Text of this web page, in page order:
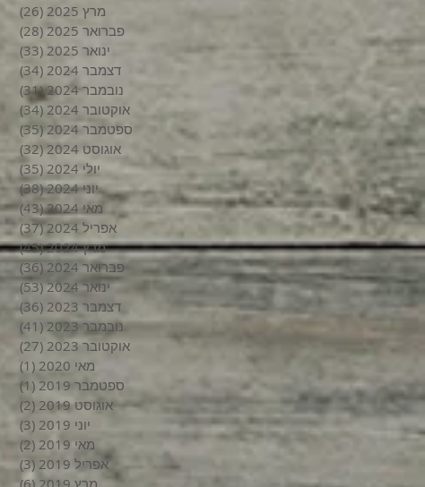
מרץ 2025 (26)
פברואר 2025
(28)
ינואר 2025
(33)
דצמבר 2024
(34)
נובמבר 2024
(31)
אוקטובר 2024
(34)
ספטמבר 2024
(35)
אוגוסט 2024
(32)
יולי 2024
(35)
35 פוסטים
יוני 2024
(38)
38 פוסטים
מאי 2024
(43)
43 פוסטים
אפריל 2024
(37)
37 פוסטים
מרץ 2024
(45)
45 פוסטים
פברואר 2024
(36)
36 פוסטים
ינואר 2024
(53)
דצמבר 2023
(36)
36 פוסטים
נובמבר 2023
(41)
אוקטובר 2023
(27)
מאי 2020
(1)
ספטמבר 2019
(1)
אוגוסט 2019
(2)
יוני 2019
(3)
מאי 2019
(2)
2 פוסטים
אפריל 2019
(3)
מרץ 2019
(6)
6 פוסטים